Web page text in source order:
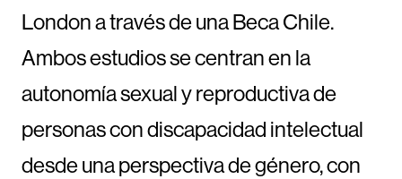
London a través de una Beca Chile.
Ambos estudios se centran en la
autonomía sexual y reproductiva de
personas con discapacidad intelectual
desde una perspectiva de género, con